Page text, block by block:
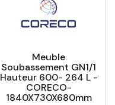
Meuble
Soubassement GN1/1
Hauteur 600- 264 L -
CORECO-
1840X730X680mm